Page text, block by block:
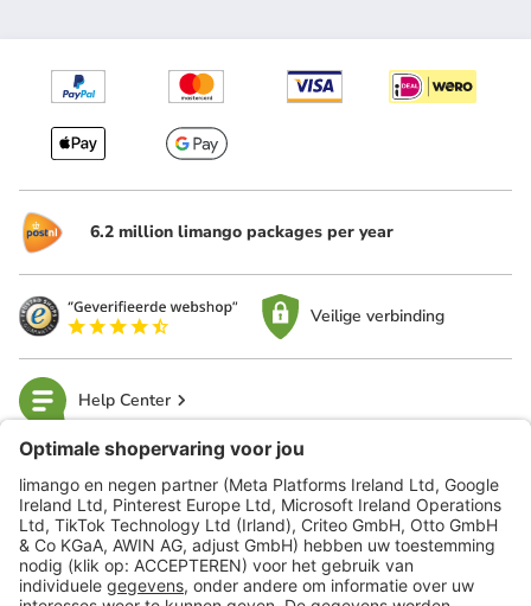
6.2 million limango packages per year
Veilige verbinding
Help Center
limango
Veilig winkelen
Klantenservice